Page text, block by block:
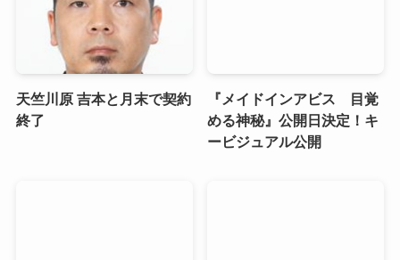
天竺川原 吉本と月末で契約
終了
『メイドインアビス 目覚
める神秘』公開日決定！キ
ービジュアル公開